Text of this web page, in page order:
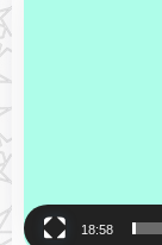
18:58